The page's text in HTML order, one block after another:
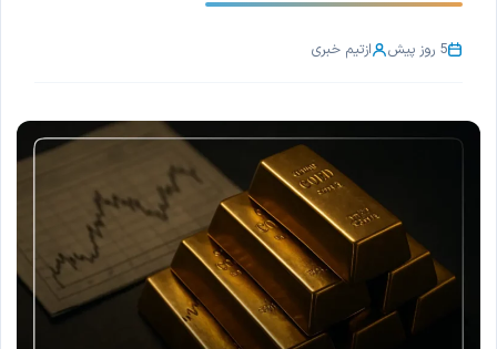
5 روز پیش ازتیم خبری